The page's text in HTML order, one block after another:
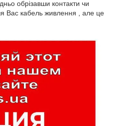
обрізавши контакти чи
Вас кабель живлення , але це